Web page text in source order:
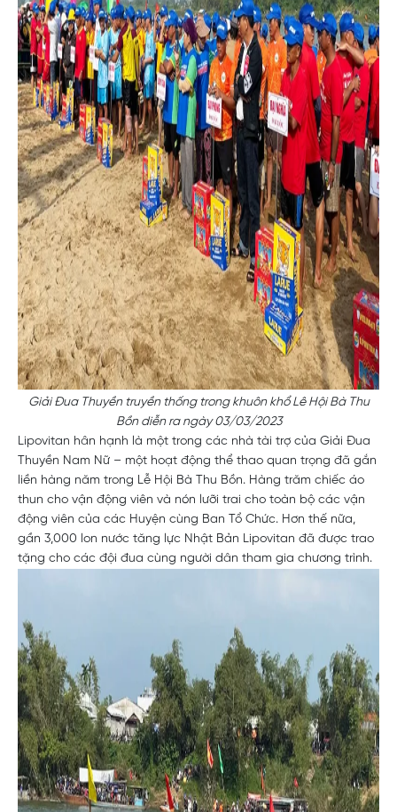
Giải Đua Thuyền truyền thống trong khuôn khổ Lê Hội Bà Thu
Bồn diễn ra ngày 03/03/2023
Lipovitan hân hạnh là một trong các nhà tài trợ của Giải Đua
Thuyền Nam Nữ – một hoạt động thể thao quan trọng đã gắn
liền hàng năm trong Lễ Hội Bà Thu Bồn. Hàng trăm chiếc áo
thun cho vận động viên và nón lưỡi trai cho toàn bộ các vận
động viên của các Huyện cùng Ban Tổ Chức. Hơn thế nữa,
gần 3,000 lon nước tăng lực Nhật Bản Lipovitan đã được trao
tặng cho các đội đua cùng người dân tham gia chương trình.